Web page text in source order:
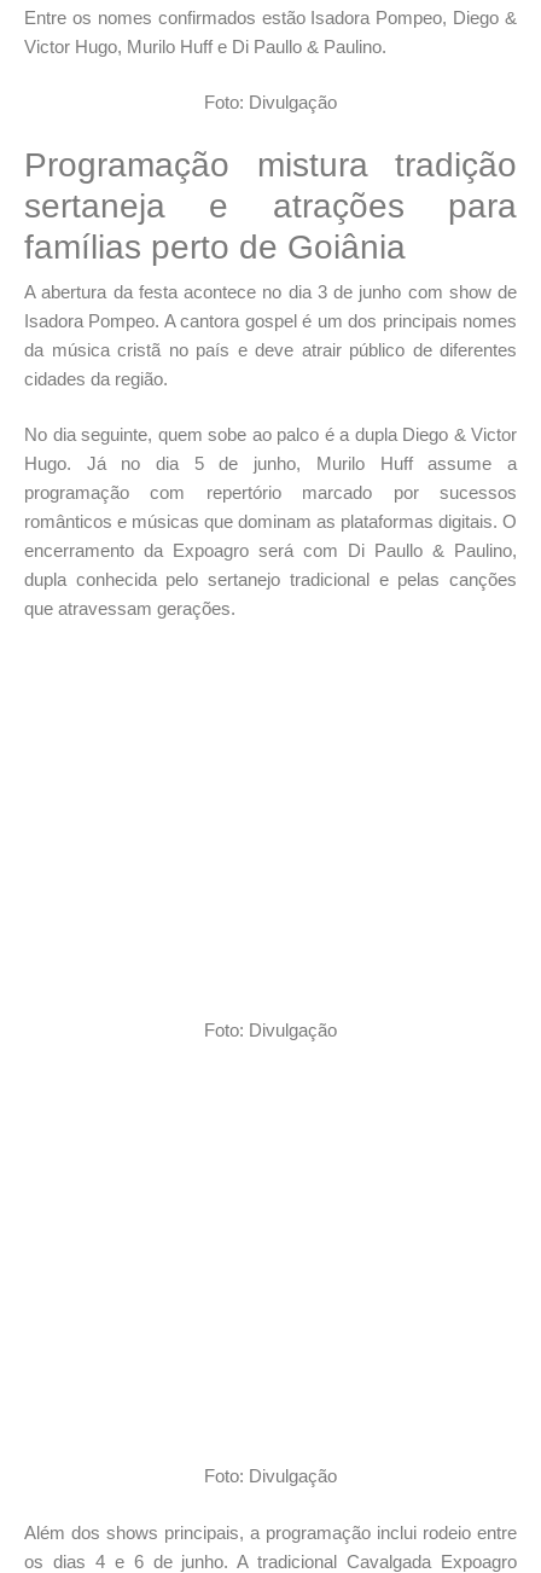
Entre os nomes confirmados estão Isadora Pompeo, Diego &
Victor Hugo, Murilo Huffe Di Paullo & Paulino.
Foto: Divulgação
Programação mistura tradição
sertaneja e atrações para
famílias perto de Goiânia
A abertura da festa acontece no dia 3 de junho com show de
Isadora Pompeo. A cantora gospel é um dos principais nomes
da música cristã no país e deve atrair público de diferentes
cidades da região.
No dia seguinte, quem sobe ao palco é a dupla Diego & Victor
Hugo. Já no dia 5 de junho, Murilo Huff assume a
programação com repertório marcado por sucessos
românticos e músicas que dominam as plataformas digitais. O
encerramento da Expoagro será com Di Paullo & Paulino,
dupla conhecida pelo sertanejo tradicional e pelas canções
que atravessam gerações.
Foto: Divulgação
Foto: Divulgação
Além dos shows principais, a programação inclui rodeio entre
os dias 4 e 6 de junho. A tradicional Cavalgada Expoagro